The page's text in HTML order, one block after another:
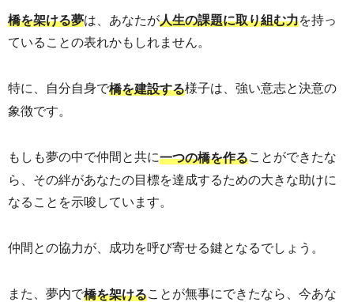
橋を架ける夢は、あなたが人生の課題に取り組む力を持っ
ていることの表れかもしれません。
特に、自分自身で橋を建設する様子は、強い意志と決意の
象徴です。
もしも夢の中で仲間と共に一つの橋を作ることができたな
ら、その絆があなたの目標を達成するための大きな助けに
なることを示唆しています。
仲間との協力が、成功を呼び寄せる鍵となるでしょう。
また、夢内で橋を架けることが無事にできたなら、今あな